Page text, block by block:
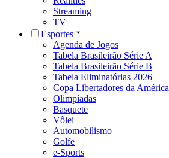
Streaming
TV
Esportes
Agenda de Jogos
Tabela Brasileirão Série A
Tabela Brasileirão Série B
Tabela Eliminatórias 2026
Copa Libertadores da América
Olimpíadas
Basquete
Vôlei
Automobilismo
Golfe
e-Sports